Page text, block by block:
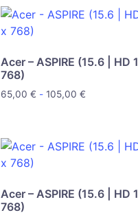
Acer – ASPIRE (15.6 | HD
768)
65,00 € - 105,00 €
Acer – ASPIRE (15.6 | HD
768)